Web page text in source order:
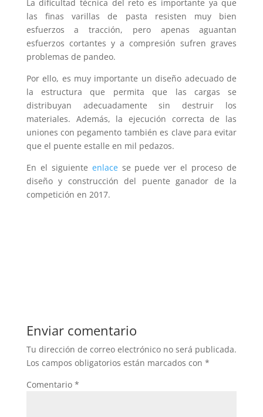
La dificultad técnica del reto es importante ya que
las finas varillas de pasta resisten muy bien
esfuerzos a tracción, pero apenas aguantan
esfuerzos cortantes y a compresión sufren graves
problemas de pandeo.
Por ello, es muy importante un diseño adecuado de
la estructura que permita que las cargas se
distribuyan adecuadamente sin destruir los
materiales. Además, la ejecución correcta de las
uniones con pegamento también es clave para evitar
que el puente estalle en mil pedazos.
En el siguiente enlacese puede ver el proceso de
diseño y construcción del puente ganador de la
competición en 2017.
Enviar comentario
Tu dirección de correo electrónico no será publicada.
Los campos obligatorios están marcados con *
Comentario *